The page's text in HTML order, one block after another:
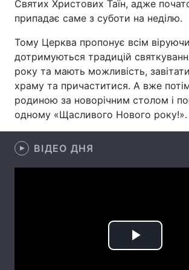
Головна Війна
Україна Політика
Економіка Світ
Спорт
Техно і зв'язок Лайт
Туризм
Погода
Святих Христових Таїн, адже
припадає саме з суботи на неділю.
Тому Церква пропонує всім
дотримуються традицій
року та мають можливість, завітати
храму та причаститися. А вже
родиною за новорічним столом і
одному «Щасливого Нового року!».
ВІДЕО ДНЯ
Play